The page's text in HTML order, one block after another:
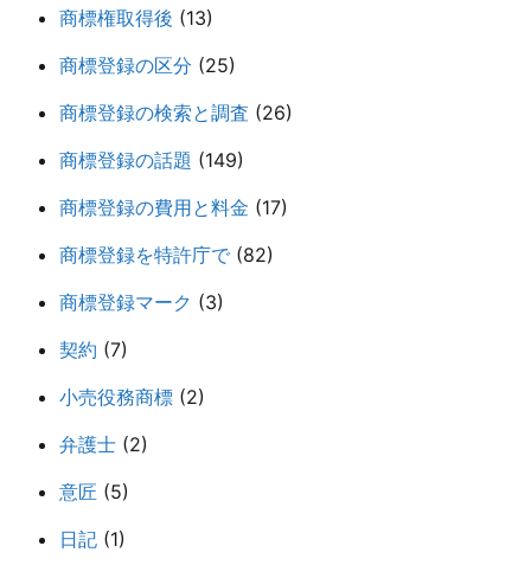
商標権取得後 (13)
商標登録の区分 (25)
商標登録の検索と調査 (26)
商標登録の話題 (149)
商標登録の費用と料金 (17)
商標登録を特許庁で (82)
商標登録マーク (3)
契約 (7)
小売役務商標 (2)
弁護士 (2)
意匠 (5)
日記 (1)